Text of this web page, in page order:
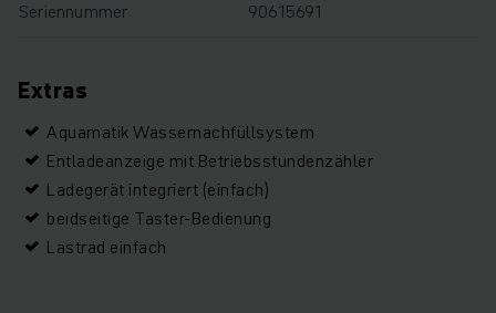
Seriennummer 90615691
Extras
Aquamatik Wassernachfüllsystem
Entladeanzeige mit Betriebsstundenzähler
Ladegerät integriert (einfach)
beidseitige Taster-Bedienung
Lastrad einfach